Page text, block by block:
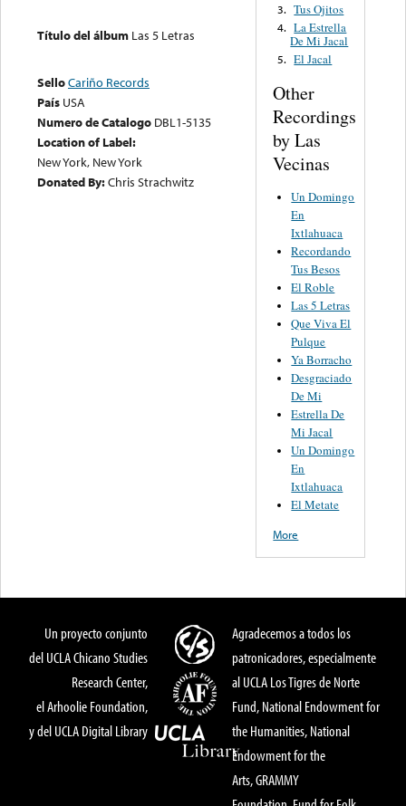
Título del álbum Las 5 Letras
SelloCariño Records
País USA
Numero de Catalogo DBL1-5135
Location of Label:
New York, New York
Donated By:Chris Strachwitz
3. Tus Ojitos
4. La Estrella
De Mi Jacal
5. El Jacal
Other
Recordings
by Las
Vecinas
Un Domingo
En
Ixtlahuaca
Recordando
Tus Besos
El Roble
Las 5 Letras
Que Viva El
Pulque
Ya Borracho
Desgraciado
De Mi
Estrella De
Mi Jacal
Un Domingo
En
Ixtlahuaca
El Metate
More
Un proyecto conjunto
del UCLA Chicano Studies
Research Center,
el Arhoolie Foundation,
y del UCLA Digital Library
Agradecemos a todos los
patronicadores, especialmente
al UCLA Los Tigres de Norte
Fund, National Endowment for
the Humanities, National
Endowment for the
Arts, GRAMMY